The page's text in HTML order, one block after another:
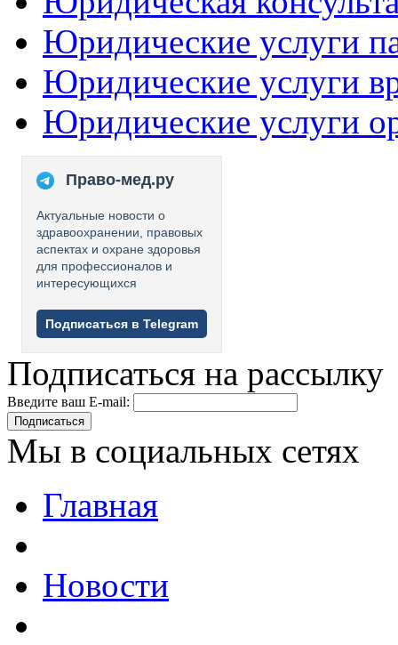
Юридические услуги
Юридические услуги
Юридические услуги
Право-мед.ру
Актуальные новости о
здравоохранении, правовых
аспектах и охране здоровья
для профессионалов и
интересующихся
Подписаться в Telegram
Подписаться на рассылку
Введите ваш E-mail:
Подписаться
Мы в социальных сетях
Главная
Новости